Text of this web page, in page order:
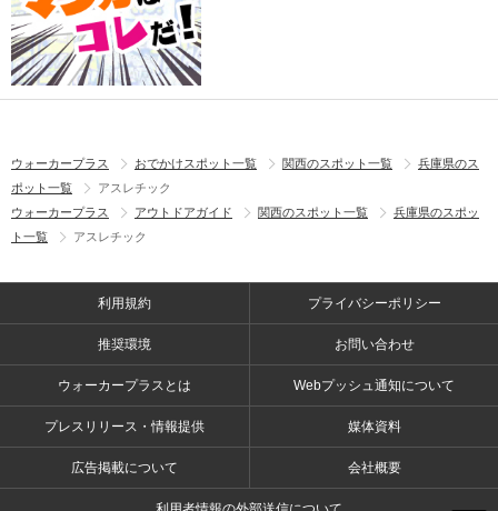
ウォーカープラス おでかけスポット一覧 関西のスポット一覧
兵庫県のス
ポット一覧
アスレチック
ウォーカープラス
アウトドアガイド 関西のスポット一覧
兵庫県のスポッ
ト一覧
アスレチック
利用規約 プライバシーポリシー
推奨環境 お問い合わせ
ウォーカープラスとは Webプッシュ通知について
プレスリリース・情報提供 媒体資料
広告掲載について 会社概要